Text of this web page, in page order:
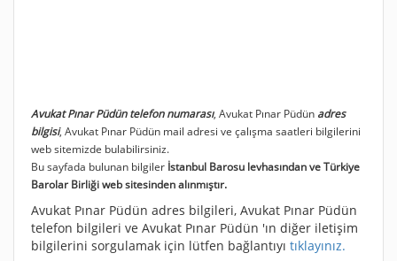
Avukat Pınar Püdün telefon numarası, Avukat Pınar Püdün adres
bilgisi, Avukat Pınar Püdün mail adresi ve çalışma saatleri bilgilerini
web sitemizde bulabilirsiniz.
Bu sayfada bulunan bilgiler İstanbul Barosu levhasından ve Türkiye
Barolar Birliği web sitesinden alınmıştır.
Avukat Pınar Püdün adres bilgileri, Avukat Pınar Püdün
telefon bilgileri ve Avukat Pınar Püdün 'ın diğer iletişim
bilgilerini sorgulamak için lütfen bağlantıyı tıklayınız.